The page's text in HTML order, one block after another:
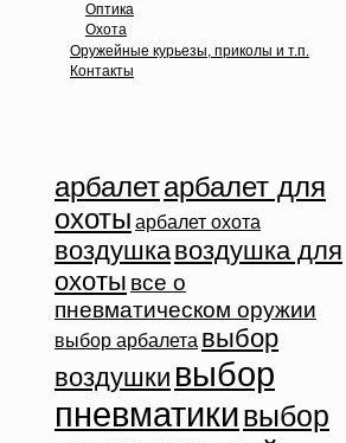
Оптика
Охота
Оружейные курьезы, приколы и т.п.
Контакты
арбалетарбалет для
охоты арбалет охота
воздушкавоздушка для
охоты все о
пневматическом оружии
выбор арбалета выбор
воздушки выбор
пневматикивыбор